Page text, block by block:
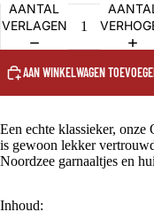
AANTAL
VERLAGEN
AAN WINKELWAGEN
Een echte klassieker,
is gewoon lekker
Noordzee garnaaltjes en
Inhoud: